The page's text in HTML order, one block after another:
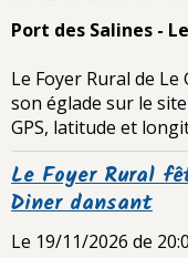
Port des Salines -
Le Foyer Rural de
son églade sur le
GPS, latitude et
Le Foyer Rural
Diner dansant
Le 19/11/2026 de